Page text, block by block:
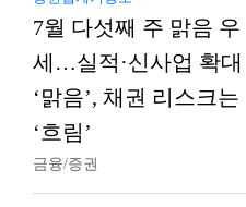
7월 다섯째 주 맑음 우
세…실적·신사업 확대
‘맑음’, 채권 리스크는
‘흐림’
금융/증권